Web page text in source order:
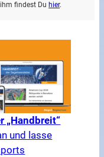
findest Du hier.
„Handbreit“
und lasse